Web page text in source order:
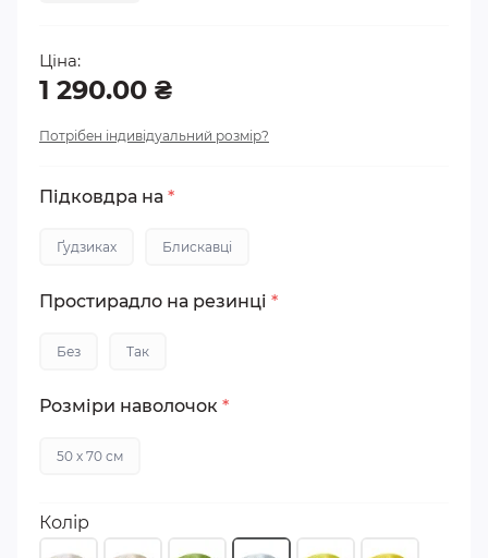
Ціна:
1 290.00 ₴
Потрібен індивідуальний розмір?
Підковдра на *
Ґудзиках Блискавці
Простирадло на резинці *
Без Так
Розміри наволочок *
50 х 70 см
Колір